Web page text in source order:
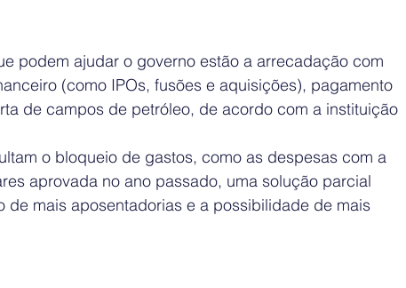
podem ajudar o governo estão a arrecadação com
(como IPOs, fusões e aquisições), pagamento
de campos de petróleo, de acordo com a instituição
o bloqueio de gastos, como as despesas com a
aprovada no ano passado, uma solução parcial
de mais aposentadorias e a possibilidade de mais